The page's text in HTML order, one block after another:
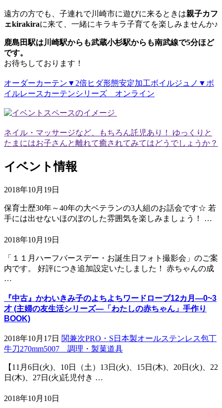
遠方の方でも、子連れで川崎市に遊びに来るときは親子カフ
ェkirakiraに来て、一緒にキラキラ子育てを楽しみませんか♪
鹿島田駅は川崎駅からも武蔵小杉駅からも南武線で5分ほど
です。
お待ちしております！
オーダーカーテン▼2倍ヒダ形態安定加工ボイルジュノ▼ボ
イルレースカーテンシリーズ オンライン
ネイル・マッサージなど、もちろん託児あり！ ゆっくりと
たまにはお子さんと離れて癒されてみてはどうでしょうか？
イベント情報
2018年10月19日
保育士歴30年～40年の大ベテランの3人組のお話会です☆ 若
手には出せないほのぼのした雰囲気を楽しみましょう！ …
2018年10月19日
「１１月ハーフバースデー・お誕生日フォト撮影会」のご案
内です。 好評につき追加設定いたしました！ 赤ちゃんの成
…
『中古』かわいきみ子のよちよちワードローブ12カ月―0~3
才 (主婦の友生活シリーズ―「わたしの赤ちゃん」手作り
BOOK)
2018年10月17日 関兼次PRO・S日本製オールステンレス包丁
牛刀270mm5007 調理・製菓道具
【11月6日(火)、10日（土）13日(火)、15日(木)、20日(火)、22
日(木)、27日(火)託児付き …
2018年10月10日